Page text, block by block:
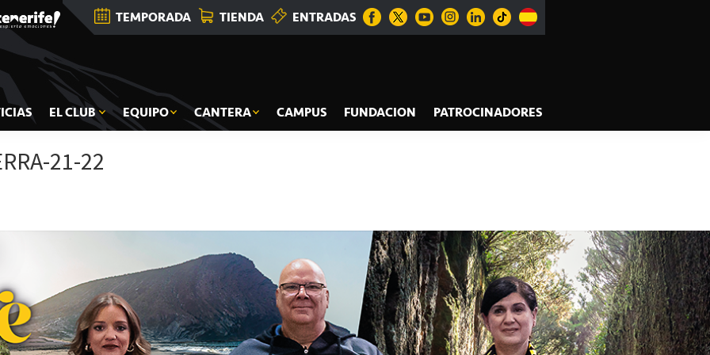
TEMPORADA TIENDA ENTRADAS
EL CLUB EQUIPO CANTERA CAMPUS FUNDACION PATROCINADORES
21-22